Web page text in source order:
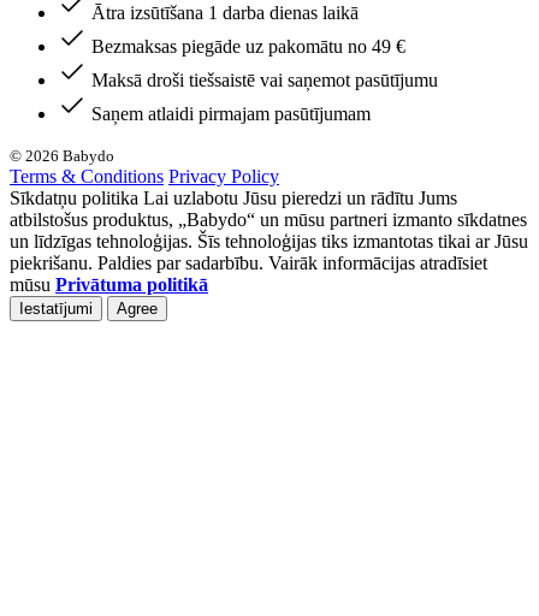
Ātra izsūtīšana 1 darba dienas laikā
Bezmaksas piegāde uz pakomātu no 49 €
Maksā droši tiešsaistē vai saņemot pasūtījumu
Saņem atlaidi pirmajam pasūtījumam
© 2026 Babydo
Terms & Conditions Privacy Policy
Sīkdatņu politika Lai uzlabotu Jūsu pieredzi un rādītu Jums
atbilstošus produktus, „Babydo“ un mūsu partneri izmanto sīkdatnes
un līdzīgas tehnoloģijas. Šīs tehnoloģijas tiks izmantotas tikai ar Jūsu
piekrišanu. Paldies par sadarbību. Vairāk informācijas atradīsiet
mūsu Privātuma politikā
Iestatījumi Agree